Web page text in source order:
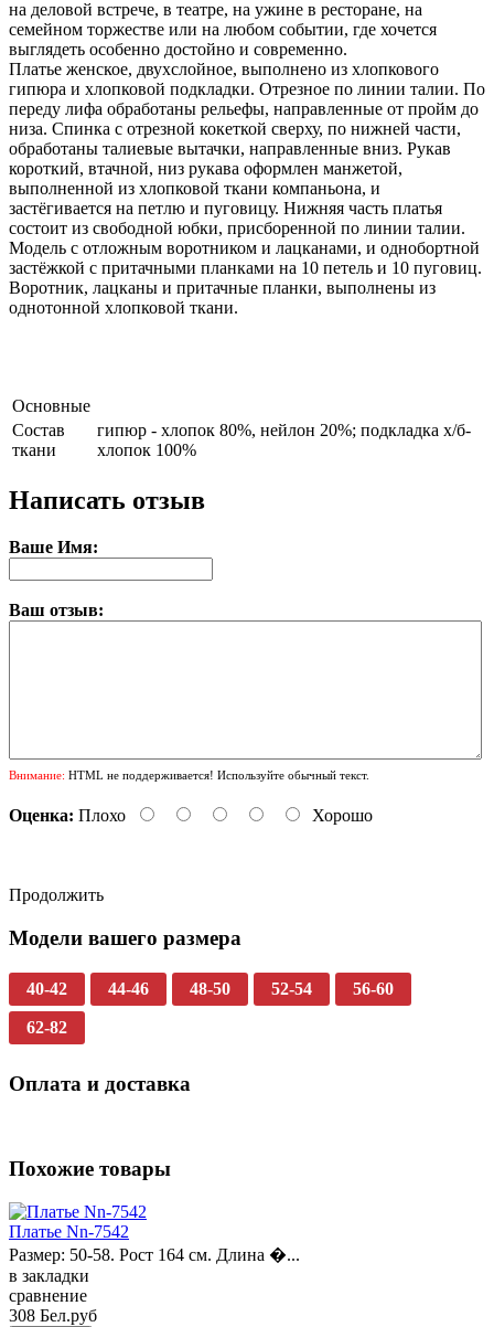
на деловой встрече, в театре, на ужине в ресторане, на
семейном торжестве или на любом событии, где хочется
выглядеть особенно достойно и современно.
Платье женское, двухслойное, выполнено из хлопкового
гипюра и хлопковой подкладки. Отрезное по линии талии. По
переду лифа обработаны рельефы, направленные от пройм до
низа. Спинка с отрезной кокеткой сверху, по нижней части,
обработаны талиевые вытачки, направленные вниз. Рукав
короткий, втачной, низ рукава оформлен манжетой,
выполненной из хлопковой ткани компаньона, и
застёгивается на петлю и пуговицу. Нижняя часть платья
состоит из свободной юбки, присборенной по линии талии.
Модель с отложным воротником и лацканами, и однобортной
застёжкой с притачными планками на 10 петель и 10 пуговиц.
Воротник, лацканы и притачные планки, выполнены из
однотонной хлопковой ткани.
Основные
Состав
ткани
гипюр - хлопок 80%, нейлон 20%; подкладка х/б-
хлопок 100%
Написать отзыв
Ваше Имя:
Ваш отзыв:
Внимание: HTML не поддерживается! Используйте обычный текст.
Оценка: Плохо Хорошо
Продолжить
Модели вашего размера
40-42 44-46 48-50 52-54 56-60
62-82
Оплата и доставка
Похожие товары
Платье Nn-7542
Размер: 50-58. Рост 164 см. Длина �...
в закладки
сравнение
308 Бел.руб